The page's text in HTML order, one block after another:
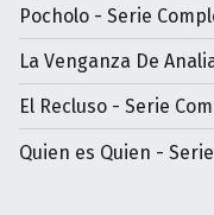
Pocholo - Serie
La Venganza De
El Recluso - Serie
Quien es Quien -